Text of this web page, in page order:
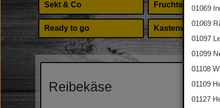
01069
01069
01097
01099
01108
01109
01127
Sekt & Co
Ready to go
Fruchtsäfte
Kastenware
Reibekäse